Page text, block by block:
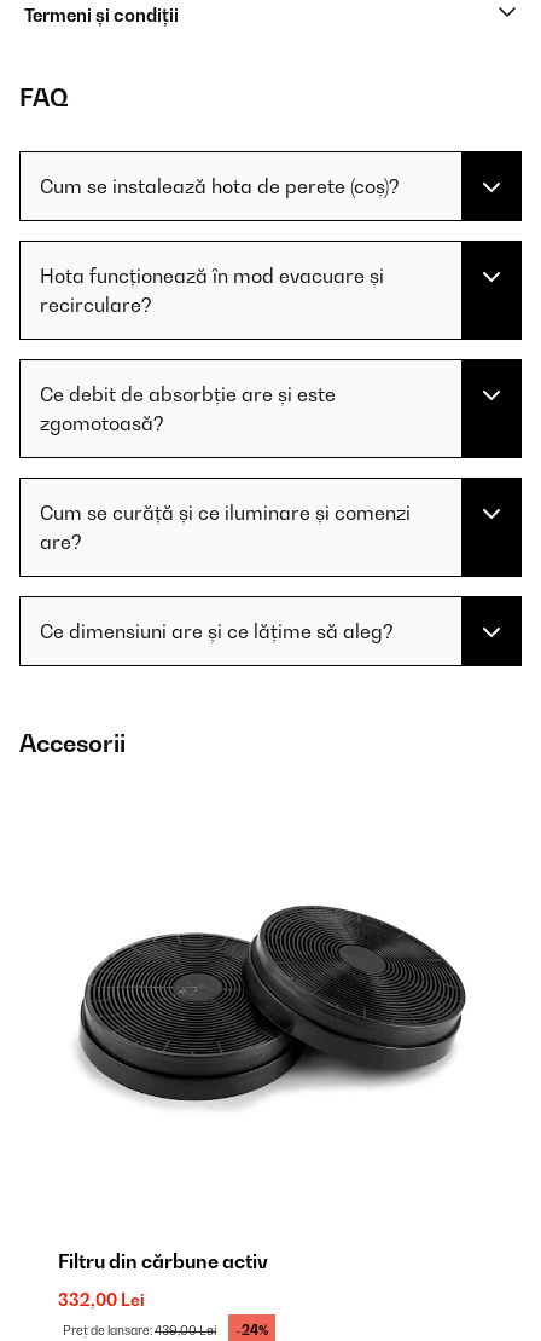
Termeni și condiții
FAQ
Cum se instalează hota de perete (coș)?
Hota funcționează în mod evacuare și
recirculare?
Ce debit de absorbție are și este
zgomotoasă?
Cum se curăță și ce iluminare și comenzi
are?
Ce dimensiuni are și ce lățime să aleg?
Accesorii
Filtru din cărbune activ
332,00 Lei
Preț de lansare:439,00 Lei -24%